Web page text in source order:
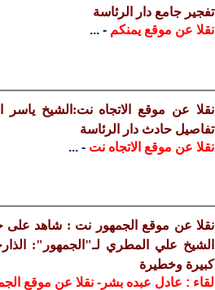
تفجير جامع دار الرئاسة
نقلا عن موقع يمنكم - ...
نقلا عن موقع الاتجاه نت:الشيخ ياسر
تفاصيل حادث دار الرئاسة
نقلا عن موقع الاتجاه نت - ...
نقلا عن موقع الجمهور نت : شاهد على
الشيخ علي المطري لـ"الجمهور":
كبيرة وخطيرة
لقاء : عادل عبده بشر- نقلا عن موقع